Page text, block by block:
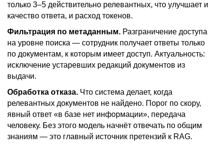
только 3–5 действительно релевантных, что улучшает и
качество ответа, и расход токенов.
Фильтрация по метаданным. Разграничение доступа
на уровне поиска — сотрудник получает ответы только
по документам, к которым имеет доступ. Актуальность:
исключение устаревших редакций документов из
выдачи.
Обработка отказа. Что система делает, когда
релевантных документов не найдено. Порог по скору,
явный ответ «в базе нет информации», передача
человеку. Без этого модель начнёт отвечать по общим
знаниям — это главный источник претензий к RAG.